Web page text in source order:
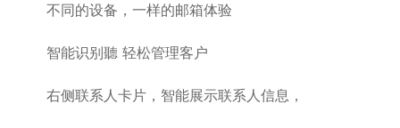
不同的设备，一样的邮箱体验
智能识别聽 轻松管理客户
右侧联系人卡片，智能展示联系人信息，